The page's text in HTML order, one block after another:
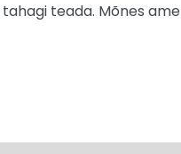
tahagi teada. Mõnes